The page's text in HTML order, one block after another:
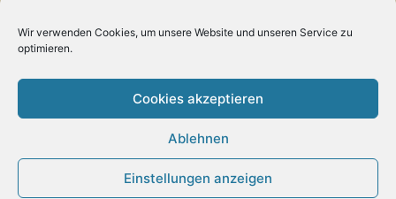
Wir verwenden Cookies, um unsere Website und unseren Service zu
optimieren.
Cookies akzeptieren
Ablehnen
Einstellungen anzeigen
INFORMATION